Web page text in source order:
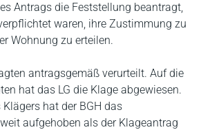
Antrags die Feststellung beantragt,
waren, ihre Zustimmung zu
Wohnung zu erteilen.
antragsgemäß verurteilt. Auf die
hat das LG die Klage abgewiesen.
hat der BGH das
aufgehoben als der Klageantrag